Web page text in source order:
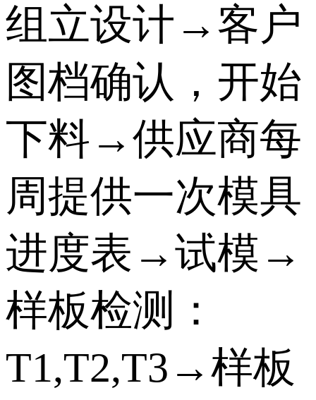
组立设计→客户
图档确认，开始
下料→供应商每
周提供一次模具
进度表→试模→
样板检测：
T1,T2,T3→样板